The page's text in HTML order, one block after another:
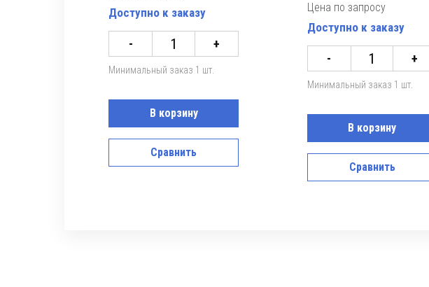
Доступно к заказу
- +
Минимальный заказ 1 шт.
В корзину
Сравнить
Цена по запросу
Доступно к заказу
- +
Минимальный заказ 1 шт.
В корзину
Сравнить